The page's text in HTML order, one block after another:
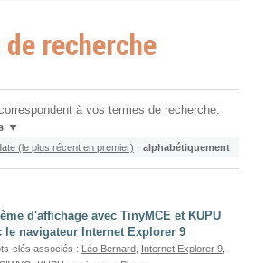
recherche
à vos termes de recherche.
(le plus récent en premier) · alphabétiquement
d'affichage avec TinyMCE et KUPU
le navigateur Internet Explorer 9
clés associés : Léo Bernard, Internet Explorer 9,